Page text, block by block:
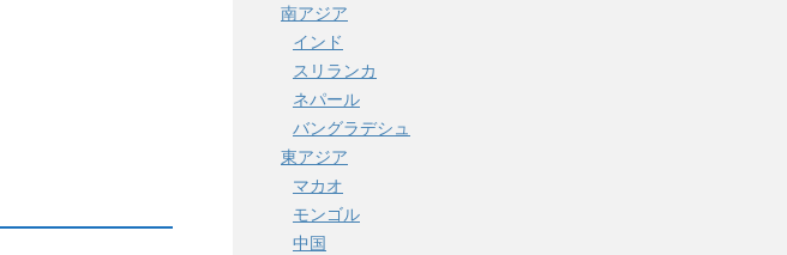
南アジア
インド
スリランカ
ネパール
バングラデシュ
東アジア
マカオ
モンゴル
中国